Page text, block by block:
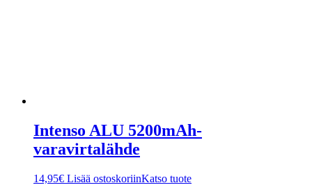
Intenso ALU 5200mAh-
varavirtalähde
14,95€ Lisää ostoskoriinKatso tuote